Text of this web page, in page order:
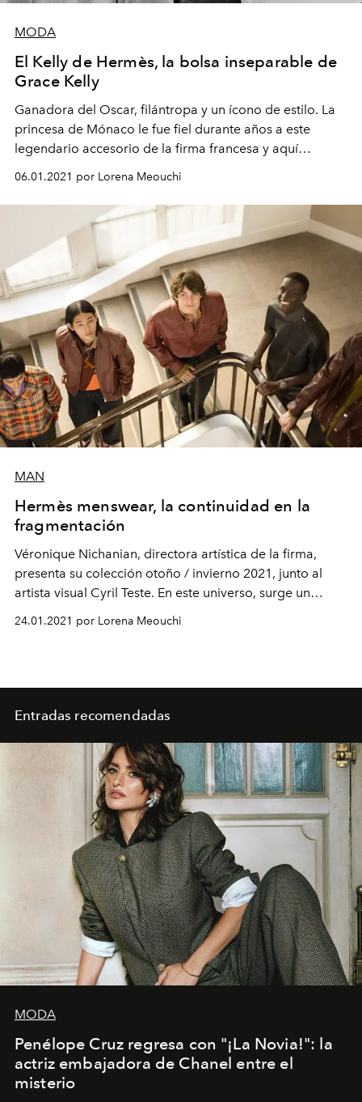
MODA
El Kelly de Hermès, la bolsa inseparable de
Grace Kelly
Ganadora del Oscar, filántropa y un ícono de estilo. La
princesa de Mónaco le fue fiel durante años a este
legendario accesorio de la firma francesa y aquí
06.01.2021 por Lorena Meouchi
MAN
Hermès menswear, la continuidad en la
fragmentación
Véronique Nichanian, directora artística de la firma,
presenta su colección otoño / invierno 2021, junto al
artista visual Cyril Teste. En este universo, surge un
viceversa. Una nueva fuente de energía.
24.01.2021 por Lorena Meouchi
Entradas recomendadas
MODA
Penélope Cruz regresa con "¡La Novia!": la
actriz embajadora de Chanel entre el
misterio